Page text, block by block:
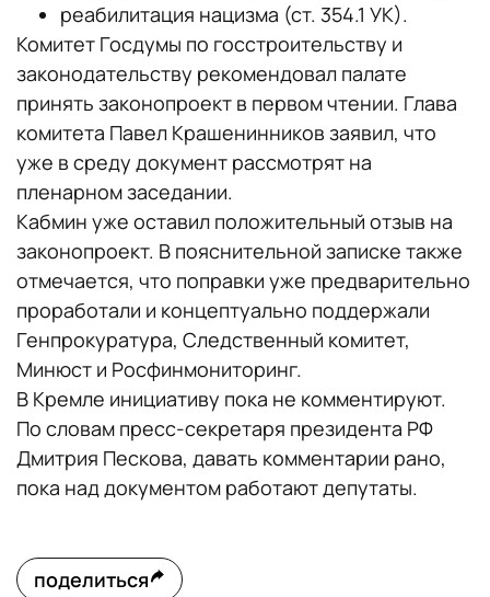
реабилитация нацизма (ст. 354.1 УК).
Комитет Госдумы по госстроительству и
законодательству рекомендовал палате
принять законопроект в первом чтении. Глава
комитета Павел Крашенинников заявил, что
уже в среду документ рассмотрят на
пленарном заседании.
Кабмин уже оставил положительный отзыв на
законопроект. В пояснительной записке также
отмечается, что поправки уже предварительно
проработали и концептуально поддержали
Генпрокуратура, Следственный комитет,
Минюст и Росфинмониторинг.
В Кремле инициативу пока не комментируют.
По словам пресс-секретаря президента РФ
Дмитрия Пескова, давать комментарии рано,
пока над документом работают депутаты.
поделиться